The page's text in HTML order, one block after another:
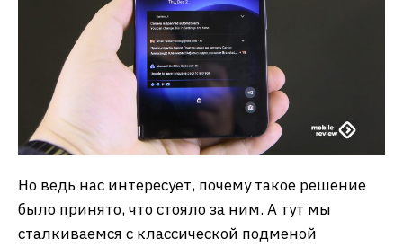
Но ведь нас интересует, почему такое решение
было принято, что стояло за ним. А тут мы
сталкиваемся с классической подменой